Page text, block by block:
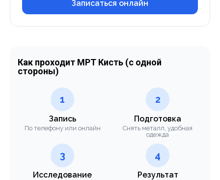
Записаться онлайн
Как проходит МРТ Кисть (с одной
стороны)
1
Запись
По телефону или онлайн
2
Подготовка
Снять металл, удобная
одежда
3
Исследование
4
Результат